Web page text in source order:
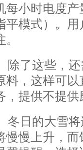
每小时电度产
平模式）。
。
除了这些，
料，这样可
，提供不提
冬日的大雪
慢慢上升，